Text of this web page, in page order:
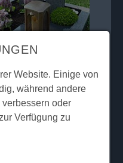
Website. Einige von
während andere
oder
Verfügung zu